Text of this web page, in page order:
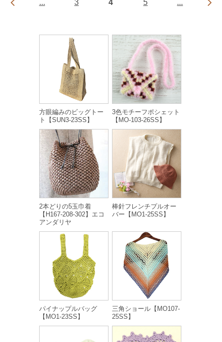
... 3 4 5 ...
方眼編みのビッグトー
ト【SUN3-23SS】
3色モチーフポシェット
【MO-103-26SS】
2本どりの5玉巾着
【H167-208-302】エコ
アンダリヤ
棒針フレンチプルオー
バー【MO1-25SS】
パイナップルバッグ
【MO1-23SS】
三角ショール【MO107-
25SS】